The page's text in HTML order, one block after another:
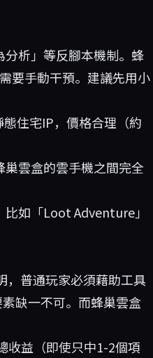
析」等反腳本機制。蜂
要手動干預。建議先用小
住宅IP，價格合理（約
雲盒的雲手機之間完全
如「Loot Adventure」
普通玩家必須藉助工具
缺一不可。而蜂巢雲盒
收益（即使只中1-2個項